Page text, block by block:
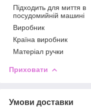
Підходить для миття в
посудомийній машині
Виробник
Країна виробник
Матеріал ручки
Приховати
Умови доставки